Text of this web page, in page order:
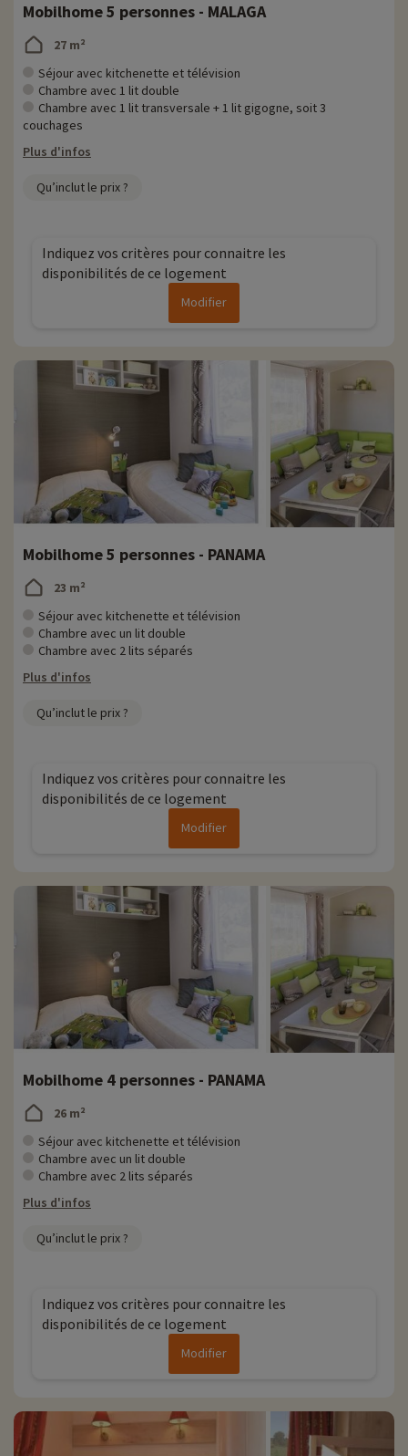
Mobilhome 5 personnes - MALAGA
27 m²
Séjour avec kitchenette et télévision
Chambre avec 1 lit double
Chambre avec 1 lit transversale + 1 lit gigogne, soit 3
couchages
Plus d'infos
Qu’inclut le prix ?
Indiquez vos critères pour connaitre les
disponibilités de ce logement
Modifier
Mobilhome 5 personnes - PANAMA
23 m²
Séjour avec kitchenette et télévision
Chambre avec un lit double
Chambre avec 2 lits séparés
Plus d'infos
Qu’inclut le prix ?
Indiquez vos critères pour connaitre les
disponibilités de ce logement
Modifier
Mobilhome 4 personnes - PANAMA
26 m²
Séjour avec kitchenette et télévision
Chambre avec un lit double
Chambre avec 2 lits séparés
Plus d'infos
Qu’inclut le prix ?
Indiquez vos critères pour connaitre les
disponibilités de ce logement
Modifier